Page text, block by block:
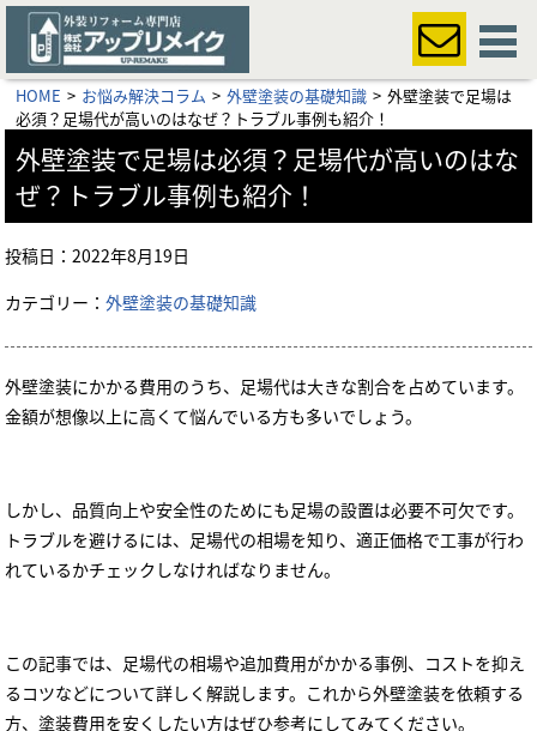
HOME お悩み解決コラム 外壁塗装の基礎知識
外壁塗装で足場は
必須？足場代が高いのはなぜ？トラブル事例も紹介！
外壁塗装で足場は必須？足場代が高いのはな
ぜ？トラブル事例も紹介！
投稿日：2022年8月19日
カテゴリー：外壁塗装の基礎知識
外壁塗装にかかる費用のうち、足場代は大きな割合を占めています。
金額が想像以上に高くて悩んでいる方も多いでしょう。
しかし、品質向上や安全性のためにも足場の設置は必要不可欠です。
トラブルを避けるには、足場代の相場を知り、適正価格で工事が行わ
れているかチェックしなければなりません。
この記事では、足場代の相場や追加費用がかかる事例、コストを抑え
るコツなどについて詳しく解説します。これから外壁塗装を依頼する
方、塗装費用を安くしたい方はぜひ参考にしてみてください。